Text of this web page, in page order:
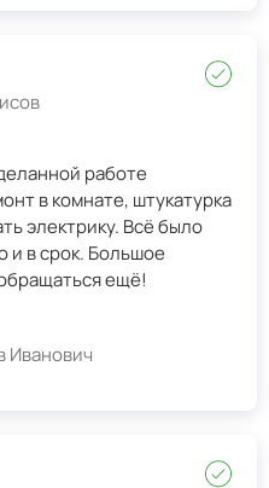
работе
в комнате, штукатурка
электрику. Всё было
Большое
ещё!
Иванович